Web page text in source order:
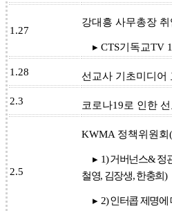
1.27
강대흥 사무총장 취
▸ CTS기독교TV
1.28 선교사 기초미디어
2.3 코로나19로 인한
2.5
KWMA 정책위원회
▸ 1) 거버넌스& 정
철영, 김장생, 한충희)
▸ 2) 인터콥 제명에